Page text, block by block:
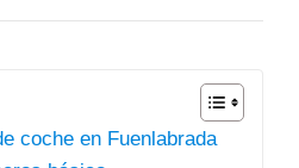
coche en Fuenlabrada